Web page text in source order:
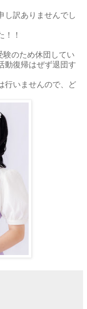
し訳ありませんでし
！！
験のため休団してい
動復帰はぜず退団す
行いませんので、ど